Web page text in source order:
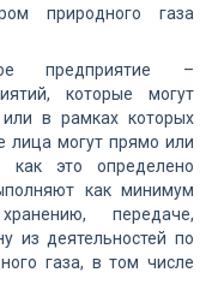
природного газа
предприятие –
которые могут
в рамках которых
могут прямо или
как это определено
как минимум
передаче,
из деятельностей по
газа, в том числе